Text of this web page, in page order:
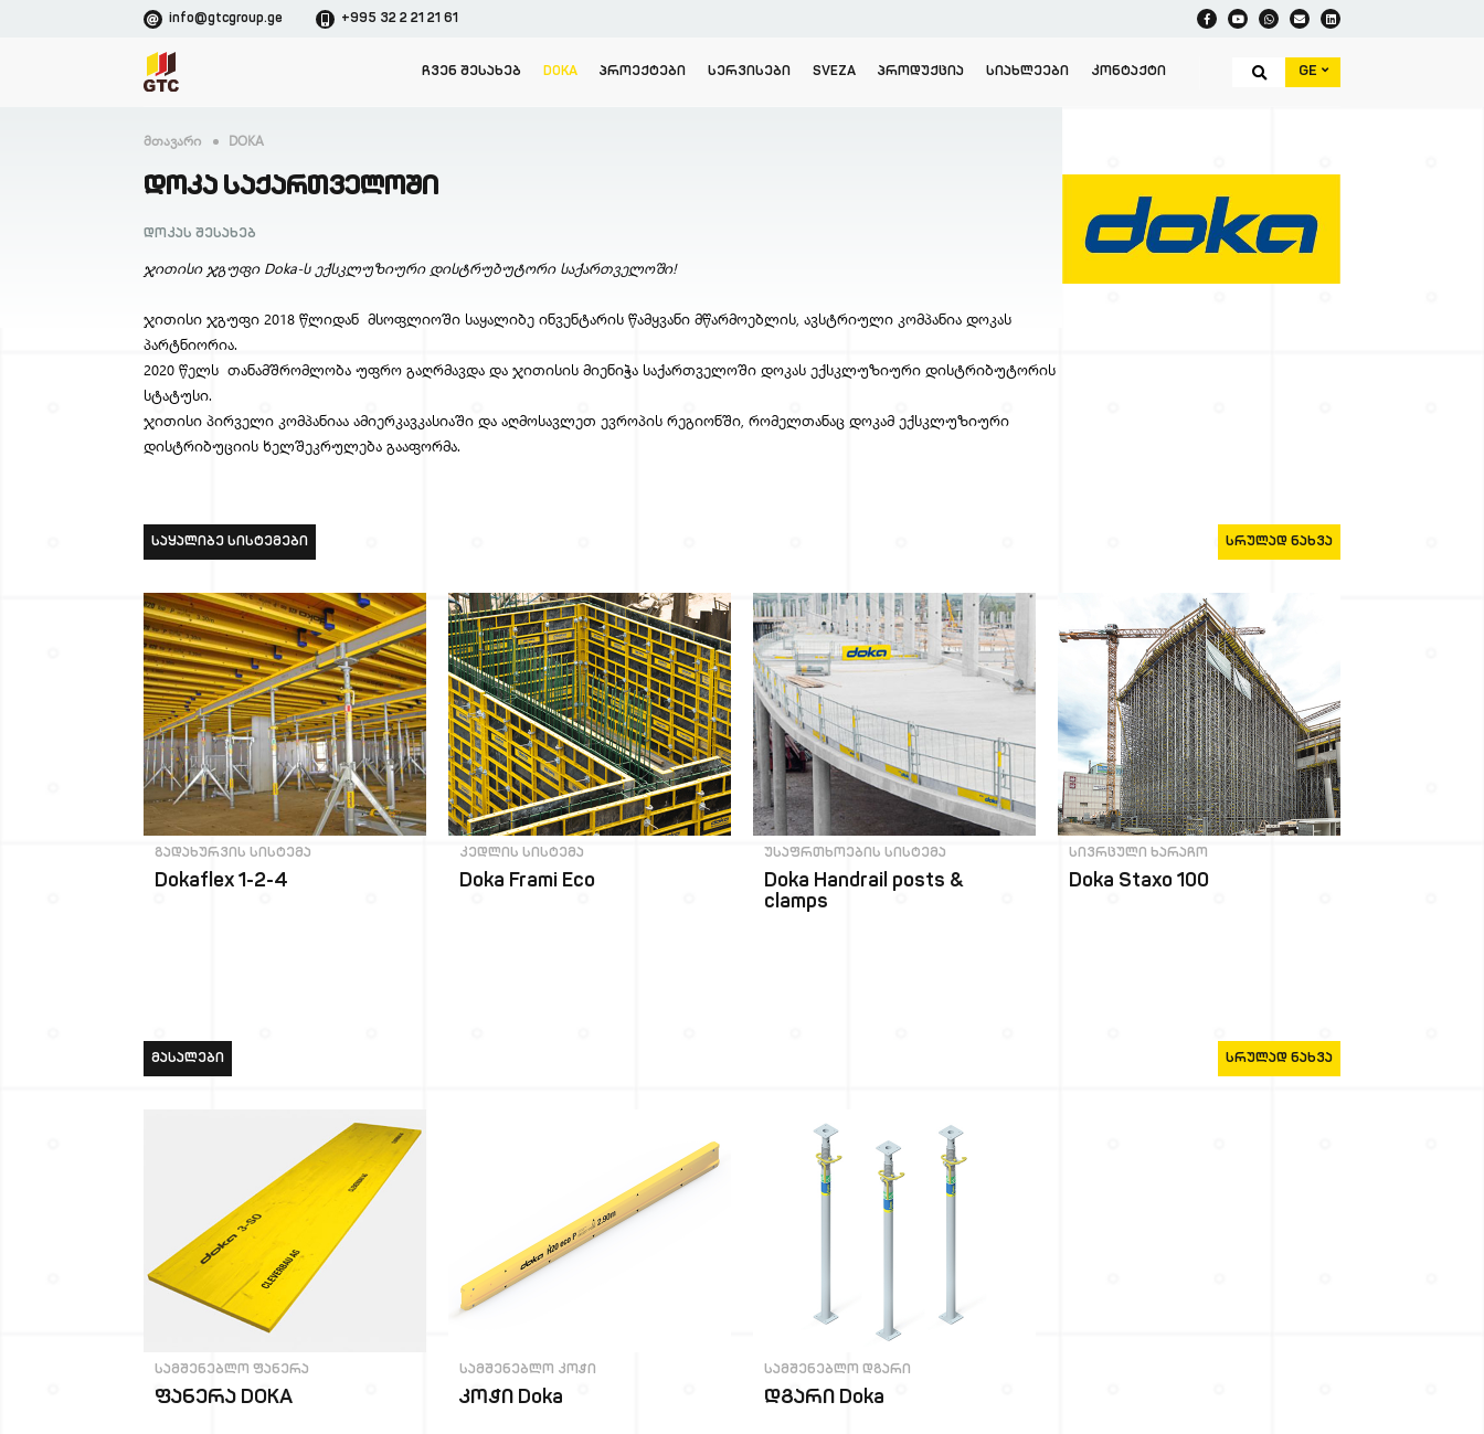
info@gtcgroup.ge +995 32 2 21 21 61
ᲩᲕᲔᲜ ᲨᲔᲡᲐᲮᲔᲑ DOKA ᲞᲠᲝᲔᲥᲢᲔᲑᲘ ᲡᲔᲠᲕᲘᲡᲔᲑᲘ SVEZA ᲞᲠᲝᲓᲣᲥᲪᲘᲐ ᲡᲘᲐᲮᲚᲔᲔᲑᲘ ᲙᲝᲜᲢᲐᲥᲢᲘ GE
Მთავარი DOKA
ᲓᲝᲙᲐ ᲡᲐᲥᲐᲠᲗᲕᲔᲚᲝᲨᲘ
Დოკას Შესახებ
ჯითისი ჯგუფი Doka-ს ექსკლუზიური დისტრუბუტორი საქართველოში!
ჯითისი ჯგუფი 2018 წლიდან მსოფლიოში საყალიბე ინვენტარის წამყვანი მწარმოებლის, ავსტრიული კომპანია დოკას
პარტნიორია.
2020 წელს თანამშრომლობა უფრო გაღრმავდა და ჯითისის მიენიჭა საქართველოში დოკას ექსკლუზიური დისტრიბუტორის
სტატუსი.
ჯითისი პირველი კომპანიაა ამიერკავკასიაში და აღმოსავლეთ ევროპის რეგიონში, რომელთანაც დოკამ ექსკლუზიური
დისტრიბუციის ხელშეკრულება გააფორმა.
ᲡᲐᲧᲐᲚᲘᲑᲔ ᲡᲘᲡᲢᲔᲛᲔᲑᲘ ᲡᲠᲣᲚᲐᲓ ᲜᲐᲮᲕᲐ
გადახურვის სისტემა
Dokaflex 1-2-4
კედლის სისტემა
Doka Frami Eco
უსაფრთხოების სისტემა
Doka Handrail posts &
clamps
სივრცული ხარაჩო
Doka Staxo 100
ᲛᲐᲡᲐᲚᲔᲑᲘ ᲡᲠᲣᲚᲐᲓ ᲜᲐᲮᲕᲐ
სამშენებლო ფანერა
ფანერა DOKA
სამშენებლო კოჭი
კოჭი Doka
სამშენებლო დგარი
დგარი Doka